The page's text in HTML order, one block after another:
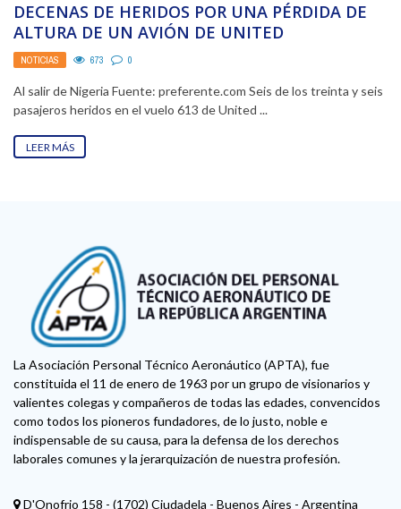
DECENAS DE HERIDOS POR UNA PÉRDIDA DE
ALTURA DE UN AVIÓN DE UNITED
NOTICIAS 673 0
Al salir de Nigeria Fuente: preferente.com Seis de los treinta y seis
pasajeros heridos en el vuelo 613 de United ...
LEER MÁS
La Asociación Personal Técnico Aeronáutico (APTA), fue
constituida el 11 de enero de 1963 por un grupo de visionarios y
valientes colegas y compañeros de todas las edades, convencidos
como todos los pioneros fundadores, de lo justo, noble e
indispensable de su causa, para la defensa de los derechos
laborales comunes y la jerarquización de nuestra profesión.
D'Onofrio 158 - (1702) Ciudadela - Buenos Aires - Argentina